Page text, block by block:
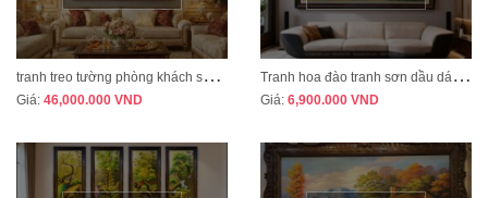
t
ranh treo tường phòng khách sang trọng phong cách tân cổ điển mã CD02
Giá: 46,000.000 VND
T
ranh hoa đào tranh sơn dầu dát vàng vẽ thủ công MÃ HD07
Giá: 6,900.000 VND